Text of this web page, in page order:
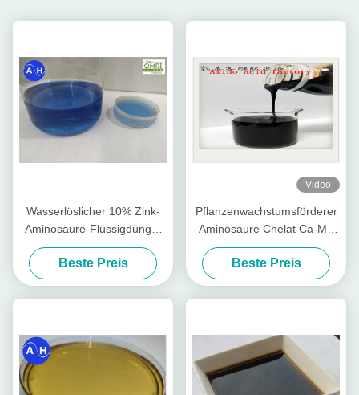
Wasserlöslicher 10% Zink-
Aminosäure-Flüssigdünger
PH8
Beste Preis
Video
Pflanzenwachstumsförderer
Aminosäure Chelat Ca-Mg
Flüssiger organischer
Dünger speziell für
Obstbäume
Beste Preis